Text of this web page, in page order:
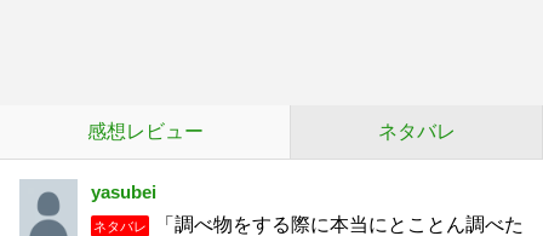
感想レビュー ネタバレ
yasubei
ネタバレ
「調べ物をする際に本当にとことん調べた